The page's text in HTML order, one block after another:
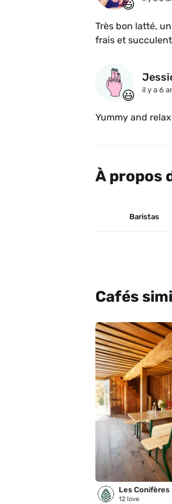
😃
Très bon latté,
frais et
😃 il y a 6
À propos
Baristas
Cafés
Les Conifères
12 love